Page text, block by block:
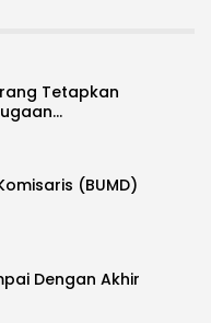
Tetapkan
(BUMD)
Dengan Akhir